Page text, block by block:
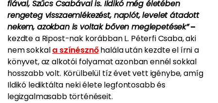
fiával, Szűcs Csabával is. Ildikó még életében
rengeteg visszaemlékezést, naplót, levelet átadott
nekem, azokban is voltak bőven meglepetések”–
kezdte a Ripost-nak korábban L. Péterfi Csaba, aki
nem sokkala színésznőhalála után kezdte el írni a
könyvet, az alkotói folyamat azonban ennél sokkal
hosszabb volt. Körülbelül tíz évet vett igénybe, amíg
Ildikó lediktálta neki élete legfontosabb és
legizgalmasabb történéseit.